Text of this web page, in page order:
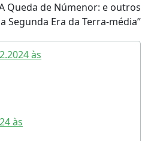
Queda de Númenor: e outros
Segunda Era da Terra-média”
às
às